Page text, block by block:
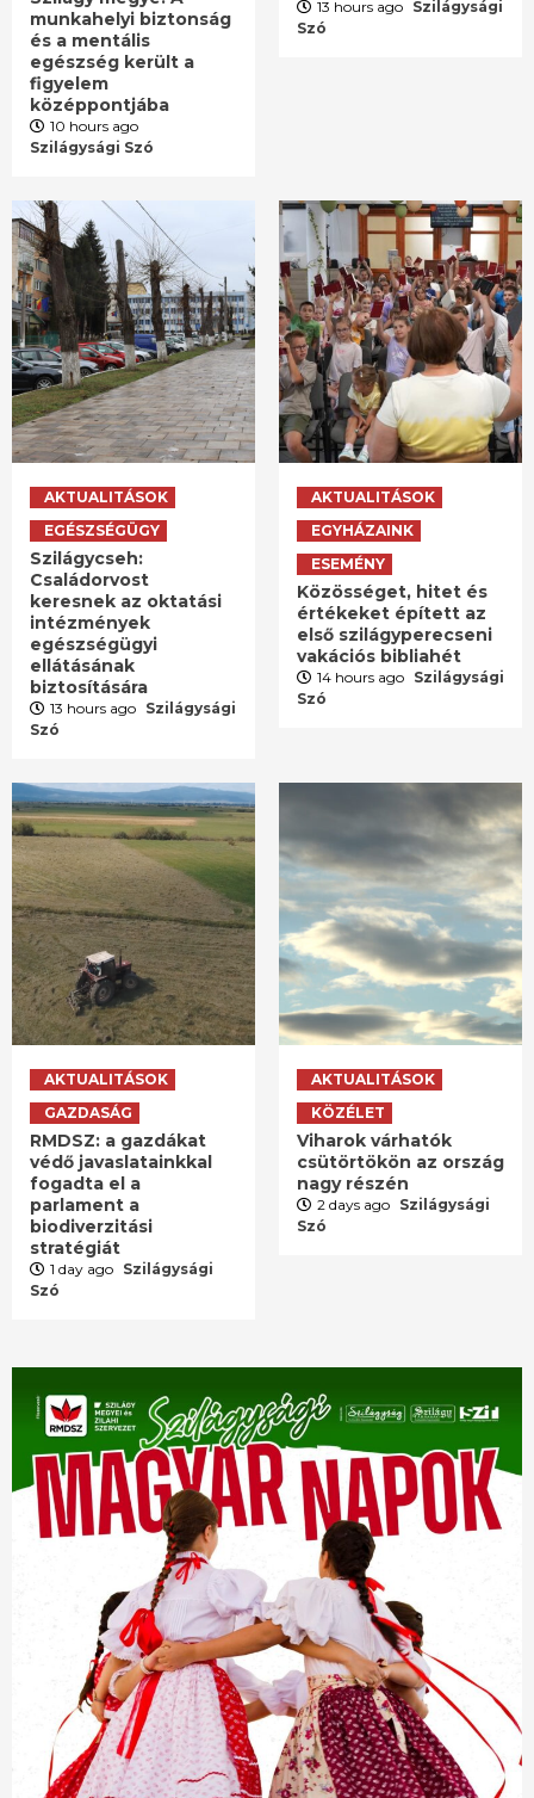
munkahelyi biztonság
és a mentális
egészség került a
figyelem
középpontjába
10 hours ago
Szilágysági Szó
13 hours ago Szilágysági
Szó
AKTUALITÁSOK
EGÉSZSÉGÜGY
Szilágycseh:
Családorvost
keresnek az oktatási
intézmények
egészségügyi
ellátásának
biztosítására
13 hours ago Szilágysági
Szó
AKTUALITÁSOK
EGYHÁZAINK
ESEMÉNY
Közösséget, hitet és
értékeket épített az
első szilágyperecseni
vakációs bibliahét
14 hours ago Szilágysági
Szó
AKTUALITÁSOK
GAZDASÁG
RMDSZ: a gazdákat
védő javaslatainkkal
fogadta el a
parlament a
biodiverzitási
stratégiát
1 day ago Szilágysági
Szó
AKTUALITÁSOK
KÖZÉLET
Viharok várhatók
csütörtökön az ország
nagy részén
2 days ago Szilágysági
Szó